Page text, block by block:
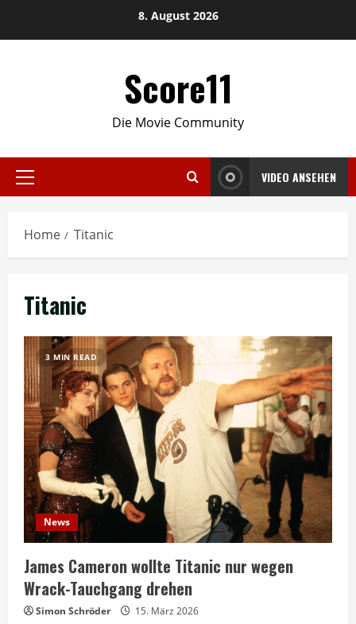
8. August 2026
Score11
Die Movie Community
Primary
VIDEO ANSEHEN
Home Titanic
Titanic
3 MIN READ
News
James Cameron wollte Titanic nur wegen
Wrack-Tauchgang drehen
Simon Schröder 15. März 2026